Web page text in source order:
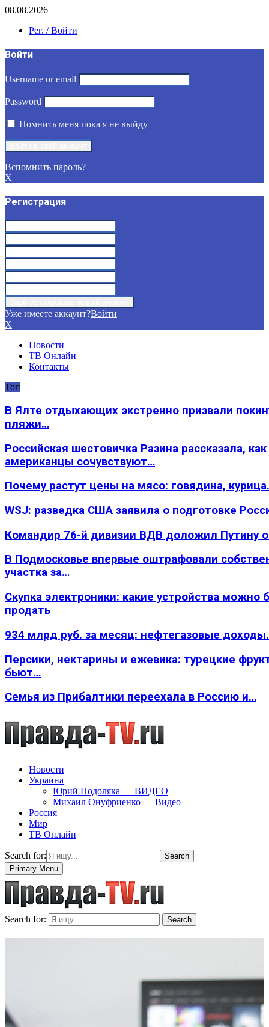
08.08.2026
Рег. / Войти
Войти
Username or email
Password
Помнить меня пока я не выйду
Вспомнить пароль?
X
Регистрация
Уже имеете аккаунт?Войти
X
Новости
ТВ Онлайн
Контакты
Топ
В Ялте отдыхающих экстренно призвали
пляжи…
Российская шестовичка Разина рассказала, как
американцы сочувствуют…
Почему растут цены на мясо: говядина,
WSJ: разведка США заявила о подготовке
Командир 76-й дивизии ВДВ доложил Путину
В Подмосковье впервые оштрафовали
участка за…
Скупка электроники: какие устройства можно
продать
934 млрд руб. за месяц: нефтегазовые
Персики, нектарины и ежевика: турецкие
бьют…
Семья из Прибалтики переехала в Россию и…
Новости
Украина
Юрий Подоляка — ВИДЕО
Михаил Онуфриенко — Видео
Россия
Мир
ТВ Онлайн
Search for:
Search
Primary Menu
Search for: Search